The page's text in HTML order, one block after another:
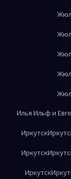
Илья Ильф и
Иркутск
Иркутск
Иркутск